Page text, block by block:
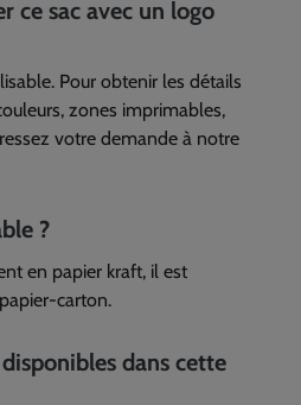
ce sac avec un logo
Pour obtenir les détails
zones imprimables,
votre demande à notre
?
en papier kraft, il est
carton.
dans cette